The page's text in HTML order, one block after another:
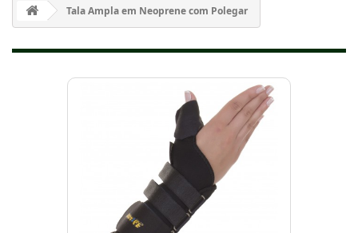
Tala Ampla em Neoprene com Polegar